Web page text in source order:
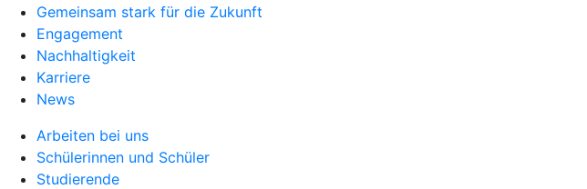
Gemeinsam stark für die Zukunft
Engagement
Nachhaltigkeit
Karriere
News
Arbeiten bei uns
Schülerinnen und Schüler
Studierende